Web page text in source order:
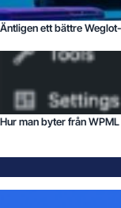
Äntligen ett bättre
Hur man byter från